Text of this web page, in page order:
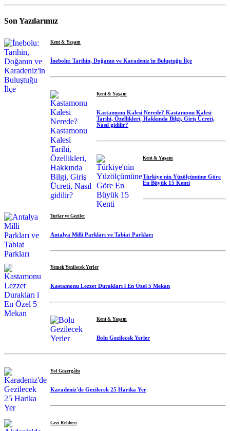
Son Yazılarımız
Kent & Yaşam
İnebolu: Tarihin, Doğanın ve Karadeniz'in Buluştuğu İlçe
Kent & Yaşam
Kastamonu Kalesi Nerede? Kastamonu Kalesi
Tarihi, Özellikleri, Hakkında Bilgi, Giriş Ücreti,
Nasıl gidilir?
Kent & Yaşam
Türkiye'nin Yüzölçümüne Göre
En Büyük 15 Kenti
Turlar ve Geziler
Antalya Milli Parkları ve Tabiat Parkları
Yemek Yenilecek Yerler
Kastamonu Lezzet Durakları l En Özel 5 Mekan
Kent & Yaşam
Bolu Gezilecek Yerler
Yol Güzergâhı
Karadeniz'de Gezilecek 25 Harika Yer
Gezi Rehberi